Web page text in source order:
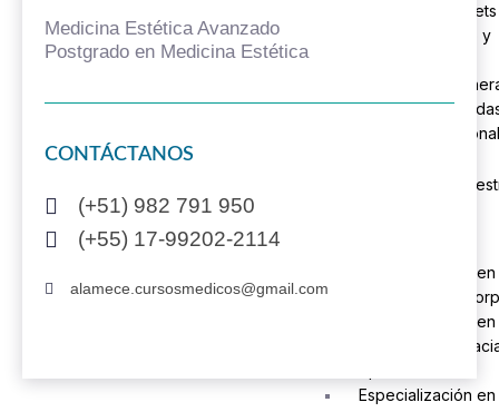
Subcutáneo – Pellets
Adelgazamiento y
Medicina
Terapias
Medicina
Postgrados
Especialización
Estética Facial y
Especialización
Plástica Estética
Especialización
Medicina Estética Avanzado
Postgrado en Medicina Estética
CONTÁCTANOS
(+51) 982 791 950
(+55) 17-99202-2114
alamece.cursosmedicos@gmail.com